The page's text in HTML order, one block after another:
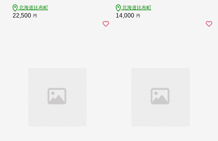
1004-014
北海道比布町
22,500 円
北海道 比布町 ぴっぷ 1009-001
北海道比布町
14,000 円